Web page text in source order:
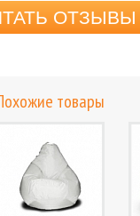
ОТЗЫВЫ
товары